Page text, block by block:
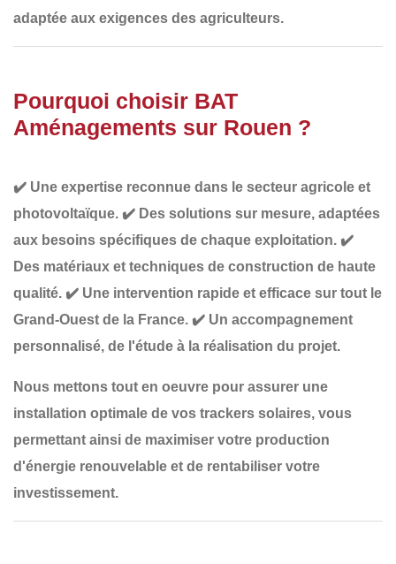
adaptée aux exigences des agriculteurs.
Pourquoi choisir BAT
Aménagements sur Rouen ?
✔️ Une expertise reconnue dans le secteur agricole et
photovoltaïque. ✔️ Des solutions sur mesure, adaptées
aux besoins spécifiques de chaque exploitation. ✔️
Des matériaux et techniques de construction de haute
qualité. ✔️ Une intervention rapide et efficace sur tout le
Grand-Ouest de la France. ✔️ Un accompagnement
personnalisé, de l'étude à la réalisation du projet.
Nous mettons tout en oeuvre pour assurer une
installation optimale de vos trackers solaires, vous
permettant ainsi de maximiser votre production
d'énergie renouvelable et de rentabiliser votre
investissement.